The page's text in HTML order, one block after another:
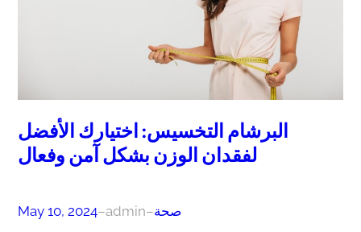
البرشام التخسيس: اختيارك الأفضل
لفقدان الوزن بشكل آمن وفعال
May 10, 2024–admin–صحة